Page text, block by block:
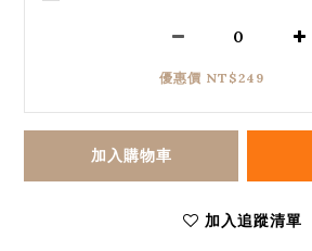
優惠價 NT$249
加入購物車
加入追蹤清單